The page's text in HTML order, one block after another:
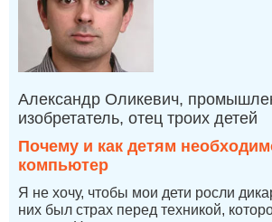
Александр Оликевич,
изобретатель, отец троих детей
Почему и как детям
компьютер
Я не хочу, чтобы мои дети росли
них был страх перед техникой,